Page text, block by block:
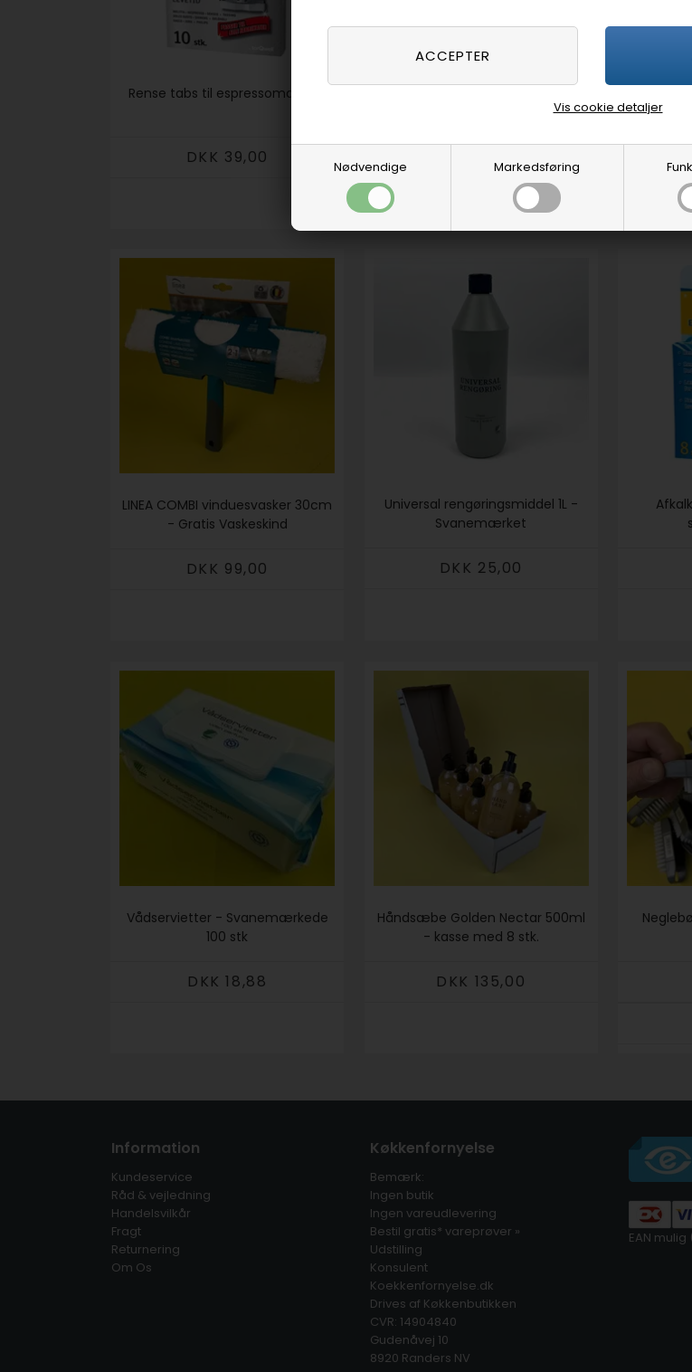
Nødvendige Markedsføring
Vis cookie detaljer
Rense tabs til espressomaskine
DKK 39,00
DKK 16,88
LINEA COMBI vinduesvasker 30cm
- Gratis Vaskeskind
DKK 99,00
Universal rengøringsmiddel 1L -
Svanemærket
DKK 25,00
Vådservietter - Svanemærkede
100 stk
DKK 18,88
Håndsæbe Golden Nectar 500ml
- kasse med 8 stk.
DKK 135,00
Information
Kundeservice
Råd & vejledning
Handelsvilkår
Fragt
Returnering
Om Os
Køkkenfornyelse
Bemærk:
Ingen butik
Ingen vareudlevering
Bestil gratis* vareprøver »
Udstilling
Konsulent
Koekkenfornyelse.dk
Drives af Køkkenbutikken
CVR: 14904840
Gudenåvej 10
8920 Randers NV
EAN